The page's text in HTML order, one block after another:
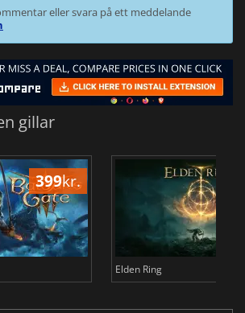
eller svara på ett meddelande
gillar
399kr.
Elden Ring